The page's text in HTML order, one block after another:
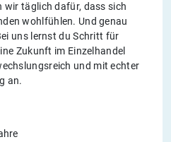
wir täglich dafür, dass sich
wohlfühlen. Und genau
uns lernst du Schritt für
Zukunft im Einzelhandel
und mit echter
an.